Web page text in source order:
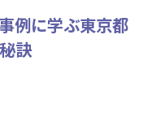
例に学ぶ東京都
訣